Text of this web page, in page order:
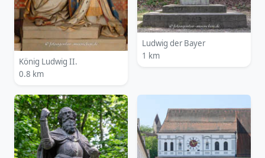
König Ludwig II.
0.8 km
Ludwig der Bayer
1 km